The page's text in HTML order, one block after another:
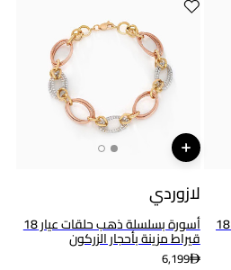
أسورة عريضة ذهب مفرغة عيار 18
لازوردي
أسورة بسلسلة ذهب حلقات عيار 18
قيراط مزينة بأحجار الزركون
6,199